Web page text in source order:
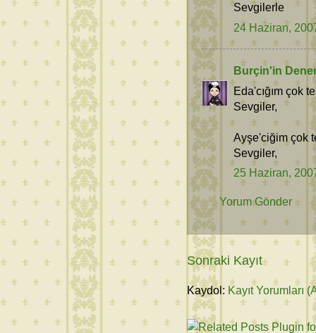
Sevgilerle
24 Haziran,
Burçin'in
Eda'cığım çok
Sevgiler,
Ayşe'ciğim çok
Sevgiler,
25 Haziran,
Yorum Gönder
Sonraki Kayıt
Kaydol: Kayıt Yorumları